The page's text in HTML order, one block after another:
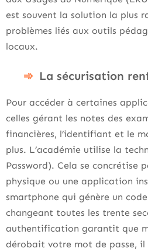
est souvent la solution la plus
problèmes liés aux outils
locaux.
La sécurisation
Pour accéder à certaines
celles gérant les notes des
financières, l’identifiant et le
plus. L’académie utilise la
Password). Cela se concrétise
physique ou une application
smartphone qui génère un
changeant toutes les trente
authentification garantit que
dérobait votre mot de passe,